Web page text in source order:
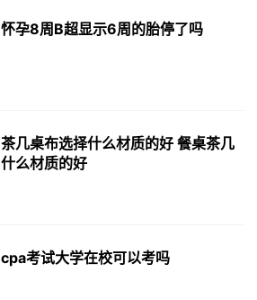
怀孕8周B超显示6周的胎停了吗
茶几桌布选择什么材质的好 餐桌茶几
什么材质的好
cpa考试大学在校可以考吗